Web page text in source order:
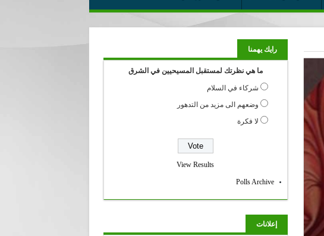
رايك يهمنا
ما هي نظرتك لمستقبل المسيحيين في الشرق
شركاء في السلام
وضعهم الى مزيد من التدهور
لا فكرة
View Results
Polls Archive
إعلانات